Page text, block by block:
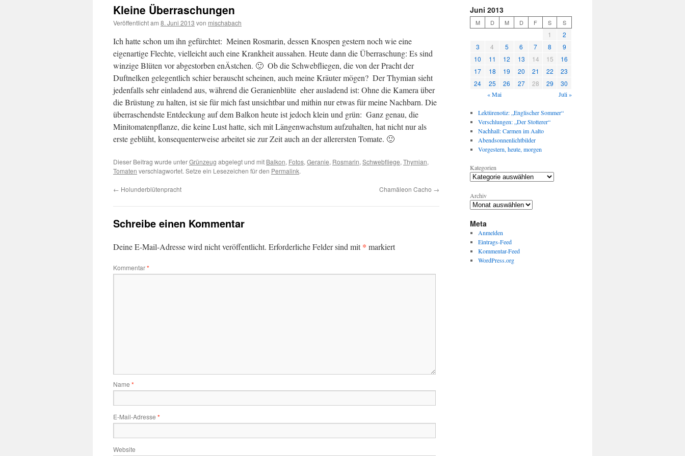
Kleine Überraschungen
Veröffentlicht am 8. Juni 2013 von mischabach
Ich hatte schon um ihn gefürchtet: Meinen Rosmarin, dessen Knospen gestern noch wie eine
eigenartige Flechte, vielleicht auch eine Krankheit aussahen. Heute dann die Überraschung: Es sind
winzige Blüten vor abgestorben enÄstchen. 🙂 Ob die Schwebfliegen, die von der Pracht der
Duftnelken gelegentlich schier berauscht scheinen, auch meine Kräuter mögen? Der Thymian sieht
jedenfalls sehr einladend aus, während die Geranienblüte eher ausladend ist: Ohne die Kamera über
die Brüstung zu halten, ist sie für mich fast unsichtbar und mithin nur etwas für meine Nachbarn. Die
überraschendste Entdeckung auf dem Balkon heute ist jedoch klein und grün: Ganz genau, die
Minitomatenpflanze, die keine Lust hatte, sich mit Längenwachstum aufzuhalten, hat nicht nur als
erste geblüht, konsequenterweise arbeitet sie zur Zeit auch an der allerersten Tomate. 🙂
Dieser Beitrag wurde unterGrünzeug abgelegt und mit Balkon, Fotos, Geranie, Rosmarin, Schwebfliege, Thymian,
Tomaten verschlagwortet. Setze ein Lesezeichen für den Permalink.
← Holunderblütenpracht Chamäleon Cacho →
Schreibe einen Kommentar
Deine E-Mail-Adresse wird nicht veröffentlicht. Erforderliche Felder sind mit* markiert
Kommentar*
Name *
E-Mail-Adresse *
Website
Juni 2013
M D M D F S S
1
2
3
4 5 6 7 8
9
10
11 12 13 14 15
16
17
18 19 20 21 22
23
24
25 26 27 28 29 30
« Mai Juli »
Lektürenotiz: „Englischer Sommer“
Verschlungen: „Der Stotterer“
Nachhall: Carmen im Aalto
Abendsonnenlichtbilder
Vorgestern, heute, morgen
Kategorien
Archiv
Meta
Anmelden
Eintrags-Feed
Kommentar-Feed
WordPress.org